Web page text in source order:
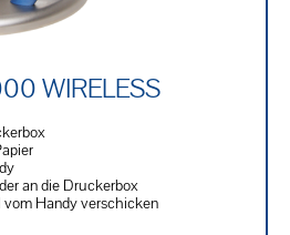
WIRELESS
an die Druckerbox
vom Handy verschicken